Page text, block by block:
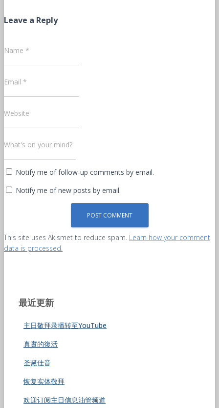
Leave a Reply
Name *
Email *
Website
What's on your mind?
Notify me of follow-up comments by email.
Notify me of new posts by email.
This site uses Akismet to reduce spam. Learn how your comment
data is processed.
最近更新
主日敬拜录播转至YouTube
真實的復活
圣诞佳音
恢复实体敬拜
欢迎订阅主日信息油管频道